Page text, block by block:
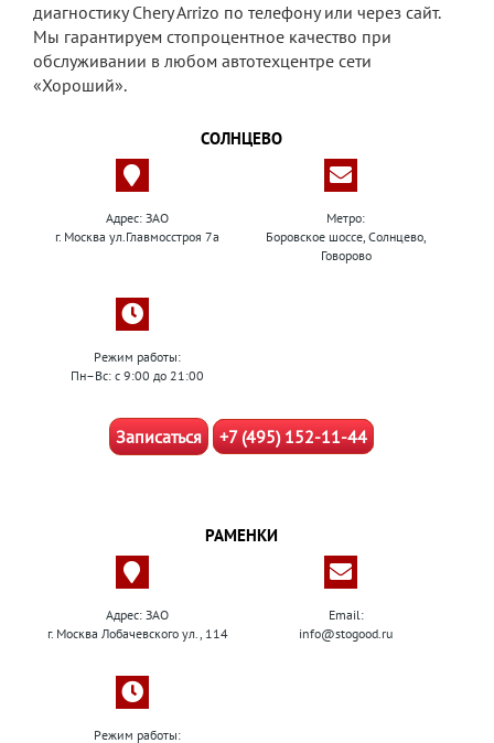
диагностику Chery Arrizo по телефону или через сайт.
Мы гарантируем стопроцентное качество при
обслуживании в любом автотехцентре сети
«Хороший».
СОЛНЦЕВО
Адрес: ЗАО
г. Москва ул.Главмосстроя 7а
Метро:
Боровское шоссе, Солнцево,
Говорово
Режим работы:
Пн–Вс: с 9:00 до 21:00
Записаться +7 (495) 152-11-44
РАМЕНКИ
Адрес: ЗАО
г. Москва Лобачевского ул., 114
Email:
info@stogood.ru
Режим работы: